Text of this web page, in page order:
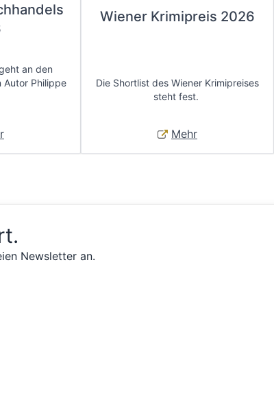
an den
Philippe
Wiener Krimipreis 2026
Die Shortlist des Wiener Krimipreises
steht fest.
Mehr
Newsletter an.